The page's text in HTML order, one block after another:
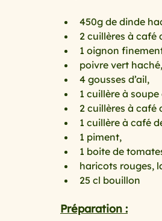
cuisine au micro ondes
spécial printemps et été
les légumes primeurs du
450g de dinde
2 cuillères à café
1 oignon
poivre vert haché,
4 gousses d’ail,
1 cuillère à soupe
2 cuillères à café
1 cuillère à café
1 piment,
1 boite de
haricots rouges,
25 cl bouillon
Préparation :